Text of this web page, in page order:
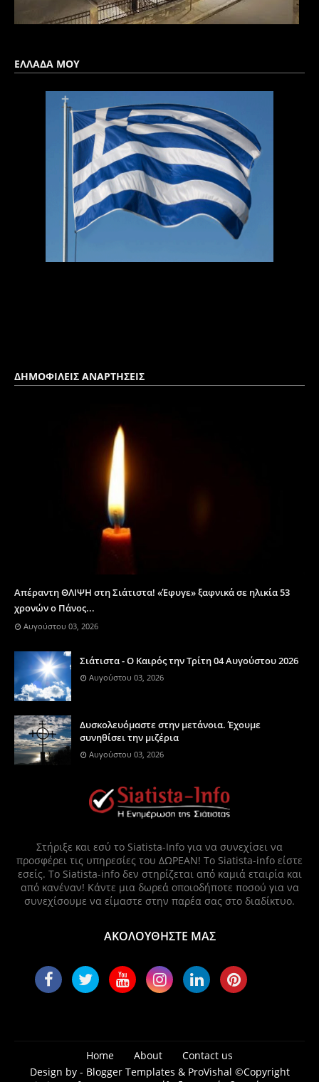
ΕΛΛΑΔΑ ΜΟΥ
ΔΗΜΟΦΙΛΕΙΣ ΑΝΑΡΤΗΣΕΙΣ
Απέραντη ΘΛΙΨΗ στη Σιάτιστα! «Έφυγε» ξαφνικά σε ηλικία 53
χρονών ο Πάνος...
Αυγούστου 03, 2026
Σιάτιστα - Ο Καιρός την Τρίτη 04 Αυγούστου 2026
Αυγούστου 03, 2026
Δυσκολευόμαστε στην μετάνοια. Έχουμε
συνηθίσει την μιζέρια
Αυγούστου 03, 2026
Στήριξε και εσύ το Siatista-Info για να συνεχίσει να
προσφέρει τις υπηρεσίες του ΔΩΡΕΑΝ! Το Siatista-info είστε
εσείς. Το Siatista-info δεν στηρίζεται από καμιά εταιρία και
από κανέναν! Κάντε μια δωρεά οποιοδήποτε ποσού για να
συνεχίσουμε να είμαστε στην παρέα σας στο διαδίκτυο.
ΑΚΟΛΟΥΘΗΣΤΕ ΜΑΣ
Home About
Contact us
Design by - Blogger Templates & ProVishal ©Copyright